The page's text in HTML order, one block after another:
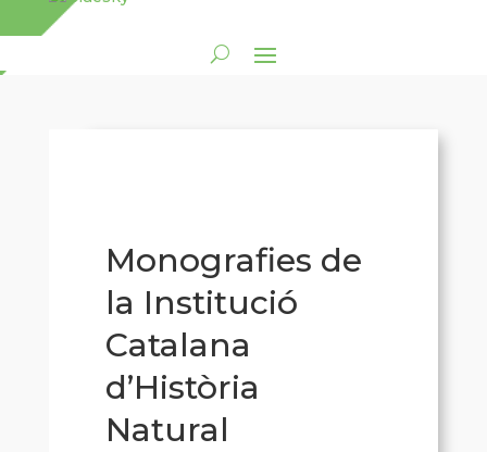
Monografies de
la Institució
Catalana
d’Història
Natural